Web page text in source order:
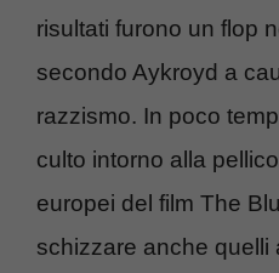
risultati furono un flop
secondo Aykroyd a
razzismo. In poco
culto intorno alla
europei del film The
schizzare anche quelli